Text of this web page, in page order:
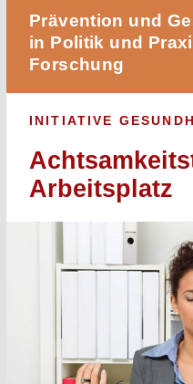
Prävention und
in Politik und
Forschung
INITIATIVE
Arbeitsplatz